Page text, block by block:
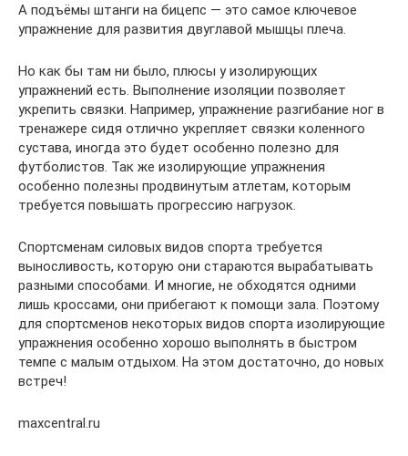
А подъёмы штанги на бицепс — это самое ключевое
упражнение для развития двуглавой мышцы плеча.
Но как бы там ни было, плюсы у изолирующих
упражнений есть. Выполнение изоляции позволяет
укрепить связки. Например, упражнение разгибание ног в
тренажере сидя отлично укрепляет связки коленного
сустава, иногда это будет особенно полезно для
футболистов. Так же изолирующие упражнения
особенно полезны продвинутым атлетам, которым
требуется повышать прогрессию нагрузок.
Спортсменам силовых видов спорта требуется
выносливость, которую они стараются вырабатывать
разными способами. И многие, не обходятся одними
лишь кроссами, они прибегают к помощи зала. Поэтому
для спортсменов некоторых видов спорта изолирующие
упражнения особенно хорошо выполнять в быстром
темпе с малым отдыхом. На этом достаточно, до новых
встреч!
maxcentral.ru